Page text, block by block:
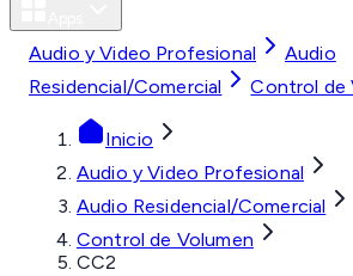
Audio y Video Profesional
Audio
Residencial/Comercial
Control de
Inicio
Audio y Video Profesional
Audio Residencial/Comercial
Control de Volumen
CC2